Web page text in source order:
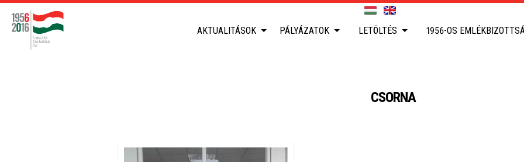
AKTUALITÁSOK PÁLYÁZATOK LETÖLTÉS 1956-OS
CSORNA